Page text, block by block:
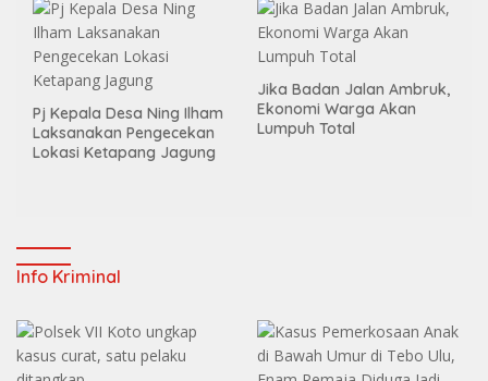
Pj Kepala Desa Ning Ilham
Laksanakan Pengecekan
Lokasi Ketapang Jagung
Jika Badan Jalan Ambruk,
Ekonomi Warga Akan
Lumpuh Total
Info Kriminal